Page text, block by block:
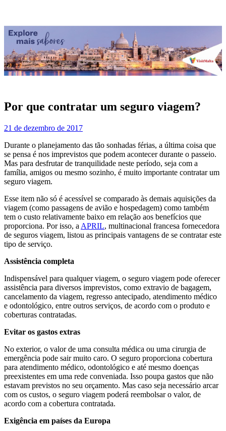
Por que contratar um seguro viagem?
21 de dezembro de 2017
Durante o planejamento das tão sonhadas férias, a última coisa que
se pensa é nos imprevistos que podem acontecer durante o passeio.
Mas para desfrutar de tranquilidade neste período, seja com a
família, amigos ou mesmo sozinho, é muito importante contratar um
seguro viagem.
Esse item não só é acessível se comparado às demais aquisições da
viagem (como passagens de avião e hospedagem) como também
tem o custo relativamente baixo em relação aos benefícios que
proporciona. Por isso, a APRIL, multinacional francesa fornecedora
de seguros viagem, listou as principais vantagens de se contratar este
tipo de serviço.
Assistência completa
Indispensável para qualquer viagem, o seguro viagem pode oferecer
assistência para diversos imprevistos, como extravio de bagagem,
cancelamento da viagem, regresso antecipado, atendimento médico
e odontológico, entre outros serviços, de acordo com o produto e
coberturas contratadas.
Evitar os gastos extras
No exterior, o valor de uma consulta médica ou uma cirurgia de
emergência pode sair muito caro. O seguro proporciona cobertura
para atendimento médico, odontológico e até mesmo doenças
preexistentes em uma rede conveniada. Isso poupa gastos que não
estavam previstos no seu orçamento. Mas caso seja necessário arcar
com os custos, o seguro viagem poderá reembolsar o valor, de
acordo com a cobertura contratada.
Exigência em países da Europa